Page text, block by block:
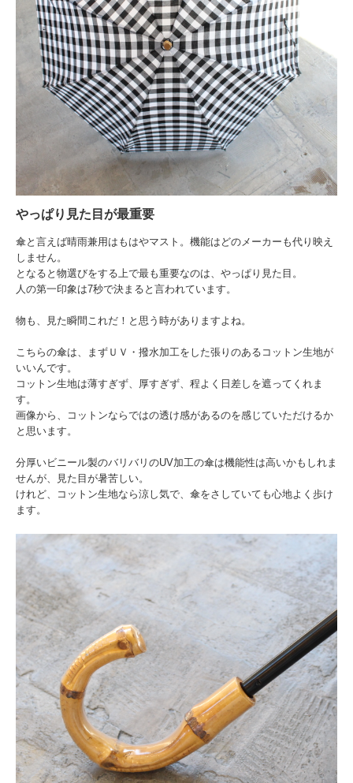
やっぱり見た目が最重要
傘と言えば晴雨兼用はもはやマスト。機能はどのメーカーも代り映え
しません。
となると物選びをする上で最も重要なのは、やっぱり見た目。
人の第一印象は7秒で決まると言われています。
物も、見た瞬間これだ！と思う時がありますよね。
こちらの傘は、まずＵＶ・撥水加工をした張りのあるコットン生地が
いいんです。
コットン生地は薄すぎず、厚すぎず、程よく日差しを遮ってくれま
す。
画像から、コットンならではの透け感があるのを感じていただけるか
と思います。
分厚いビニール製のバリバリのUV加工の傘は機能性は高いかもしれま
せんが、見た目が暑苦しい。
けれど、コットン生地なら涼し気で、傘をさしていても心地よく歩け
ます。